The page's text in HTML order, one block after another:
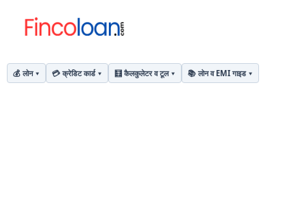
💰 लोन 💳 क्रेडिट कार्ड 🧮 कैलकुलेटर व टूल 📚 लोन व EMI गाइड